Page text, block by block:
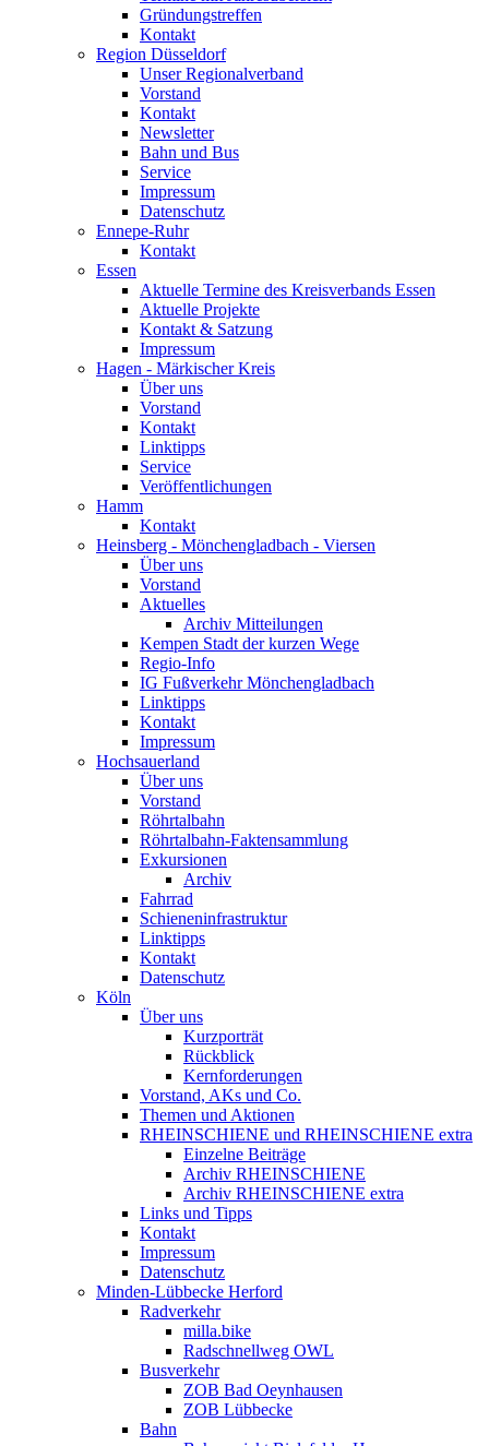
Gründungstreffen
Kontakt
Region Düsseldorf
Unser Regionalverband
Vorstand
Kontakt
Newsletter
Bahn und Bus
Service
Impressum
Datenschutz
Ennepe-Ruhr
Kontakt
Essen
Aktuelle Termine des Kreisverbands Essen
Aktuelle Projekte
Kontakt & Satzung
Impressum
Hagen - Märkischer Kreis
Über uns
Vorstand
Kontakt
Linktipps
Service
Veröffentlichungen
Hamm
Kontakt
Heinsberg - Mönchengladbach - Viersen
Über uns
Vorstand
Aktuelles
Archiv Mitteilungen
Kempen Stadt der kurzen Wege
Regio-Info
IG Fußverkehr Mönchengladbach
Linktipps
Kontakt
Impressum
Hochsauerland
Über uns
Vorstand
Röhrtalbahn
Röhrtalbahn-Faktensammlung
Exkursionen
Archiv
Fahrrad
Schieneninfrastruktur
Linktipps
Kontakt
Datenschutz
Köln
Über uns
Kurzporträt
Rückblick
Kernforderungen
Vorstand, AKs und Co.
Themen und Aktionen
RHEINSCHIENE und RHEINSCHIENE extra
Einzelne Beiträge
Archiv RHEINSCHIENE
Archiv RHEINSCHIENE extra
Links und Tipps
Kontakt
Impressum
Datenschutz
Minden-Lübbecke Herford
Radverkehr
milla.bike
Radschnellweg OWL
Busverkehr
ZOB Bad Oeynhausen
ZOB Lübbecke
Bahn